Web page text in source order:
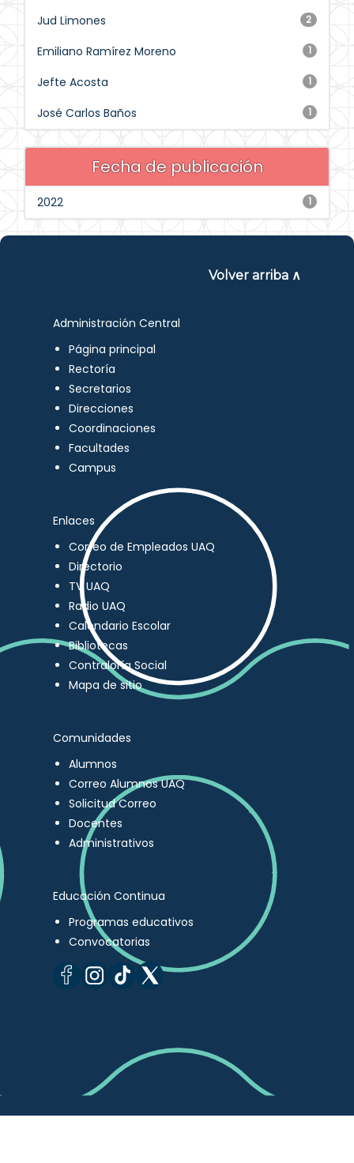
2
Jud Limones
1
Emiliano Ramírez Moreno
1
Jefte Acosta
1
José Carlos Baños
Fecha de publicación
1
2022
Volver arriba ∧
Administración Central
Página principal
Rectoría
Secretarios
Direcciones
Coordinaciones
Facultades
Campus
Enlaces
Correo de Empleados UAQ
Directorio
TV UAQ
Radio UAQ
Calendario Escolar
Bibliotecas
Contraloría Social
Mapa de sitio
Comunidades
Alumnos
Correo Alumnos UAQ
Solicitud Correo
Docentes
Administrativos
Educación Continua
Programas educativos
Convocatorias